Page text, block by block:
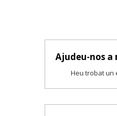
Ajudeu-nos
Heu trobat un